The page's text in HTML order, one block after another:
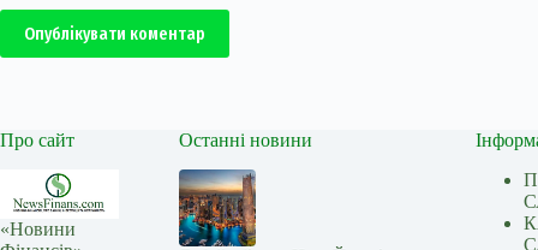
Опублікувати коментар
Про сайт
«Новини
Останні новини